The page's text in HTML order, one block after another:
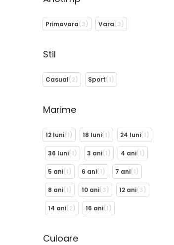
Primavara(3) Vara(3)
Stil
Casual(2) Sport(1)
Marime
12 luni(1) 18 luni(1) 24 luni(1)
36 luni(1) 3 ani(1) 4 ani(1)
5 ani(1) 6 ani(1) 7 ani(1)
8 ani(1) 10 ani(3) 12 ani(3)
14 ani(2) 16 ani(1)
Culoare